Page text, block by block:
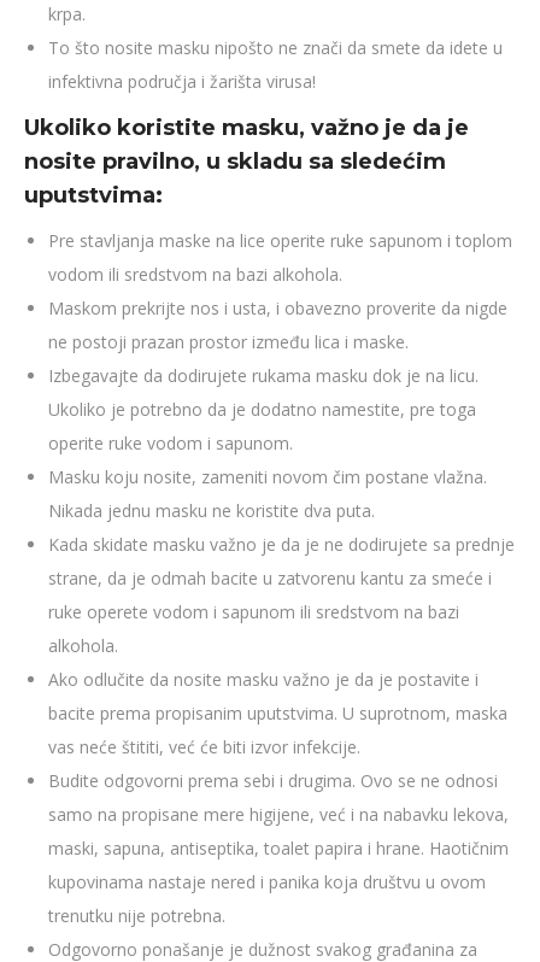
krpa.
To što nosite masku nipošto ne znači da smete da idete u
infektivna područja i žarišta virusa!
Ukoliko koristite masku, važno je da je
nosite pravilno, u skladu sa sledećim
uputstvima:
Pre stavljanja maske na lice operite ruke sapunom i toplom
vodom ili sredstvom na bazi alkohola.
Maskom prekrijte nos i usta, i obavezno proverite da nigde
ne postoji prazan prostor između lica i maske.
Izbegavajte da dodirujete rukama masku dok je na licu.
Ukoliko je potrebno da je dodatno namestite, pre toga
operite ruke vodom i sapunom.
Masku koju nosite, zameniti novom čim postane vlažna.
Nikada jednu masku ne koristite dva puta.
Kada skidate masku važno je da je ne dodirujete sa prednje
strane, da je odmah bacite u zatvorenu kantu za smeće i
ruke operete vodom i sapunom ili sredstvom na bazi
alkohola.
Ako odlučite da nosite masku važno je da je postavite i
bacite prema propisanim uputstvima. U suprotnom, maska
vas neće štititi, već će biti izvor infekcije.
Budite odgovorni prema sebi i drugima. Ovo se ne odnosi
samo na propisane mere higijene, već i na nabavku lekova,
maski, sapuna, antiseptika, toalet papira i hrane. Haotičnim
kupovinama nastaje nered i panika koja društvu u ovom
trenutku nije potrebna.
Odgovorno ponašanje je dužnost svakog građanina za